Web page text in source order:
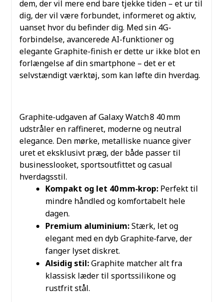
dem, der vil mere end bare tjekke tiden – et ur til
dig, der vil være forbundet, informeret og aktiv,
uanset hvor du befinder dig. Med sin 4G-
forbindelse, avancerede AI-funktioner og
elegante Graphite-finish er dette ur ikke blot en
forlængelse af din smartphone – det er et
selvstændigt værktøj, som kan løfte din hverdag.
Graphite‑udgaven af Galaxy Watch 8 40 mm
udstråler en raffineret, moderne og neutral
elegance. Den mørke, metalliske nuance giver
uret et eksklusivt præg, der både passer til
businesslooket, sportsoutfittet og casual
hverdagsstil.
Kompakt og let 40 mm‑krop:Perfekt til
mindre håndled og komfortabelt hele
dagen.
Premium aluminium:Stærk, let og
elegant med en dyb Graphite‑farve, der
fanger lyset diskret.
Alsidig stil:Graphite matcher alt fra
klassisk læder til sportssilikone og
rustfrit stål.